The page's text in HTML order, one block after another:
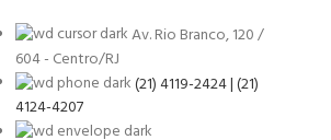
Av. Rio Branco, 120 /
604 - Centro/RJ
(21) 4119-2424 | (21)
4124-4207